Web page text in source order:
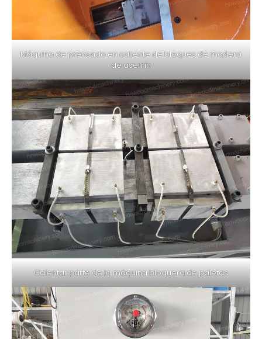
Máquina de prensado en caliente de bloques de madera
de aserrín
Calentar parte de la máquina bloquera de paletas